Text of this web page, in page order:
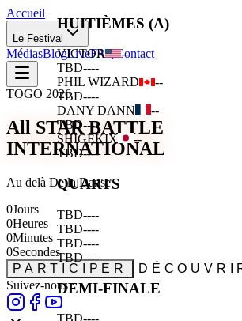
Accueil
Le Festival
MédiasBlogLiveFAQContact
TOGO 2026
All STAR BATTLE
INTERNATIONAL
Au delà De la Danse
0Jours
0Heures
0Minutes
0Secondes
PARTICIPER
Suivez-nous :
HUITIÈMES (A)
VICTOR
--
TBD----
PHIL WIZARD
--
TBD----
DANY DANN
--
TBD----
SHIGEKIX
--
TBD----
QUARTS
TBD----
TBD----
TBD----
TBD----
DEMI-FINALE